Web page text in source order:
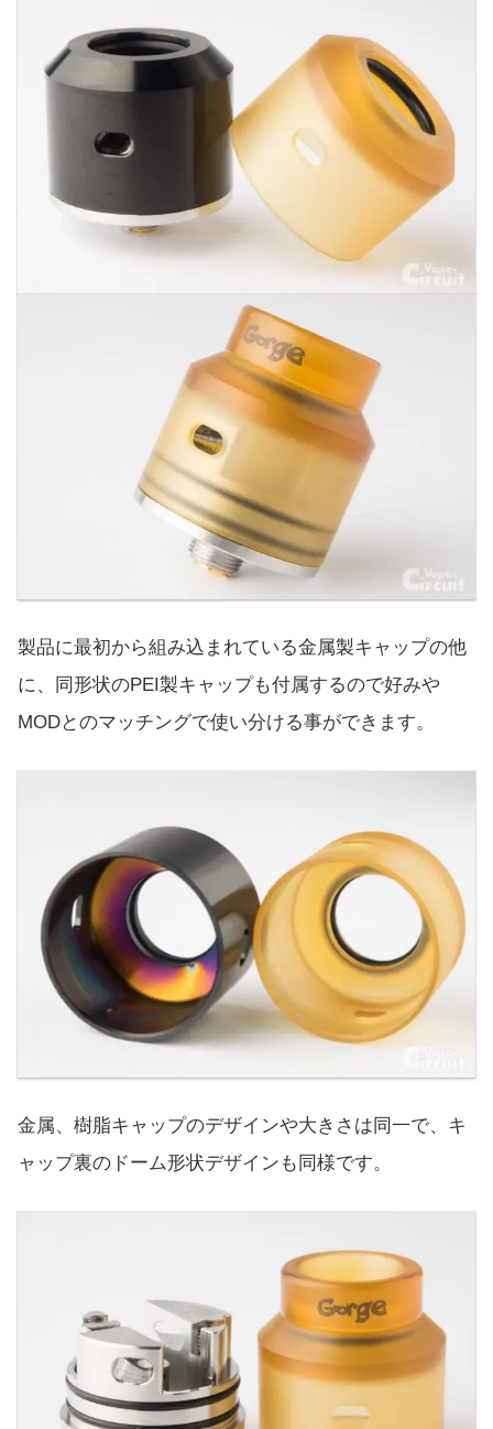
製品に最初から組み込まれている金属製キャップの他
に、同形状のPEI製キャップも付属するので好みや
MODとのマッチングで使い分ける事ができます。
金属、樹脂キャップのデザインや大きさは同一で、キ
ャップ裏のドーム形状デザインも同様です。